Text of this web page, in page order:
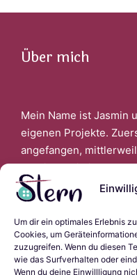
Um dir ein optimales Erlebnis
Cookies, um
zuzugreifen. Wenn du diesen
wie das Surfverhalten oder
Wenn du deine Einwillligung
Über mich
Mein Name ist Jasmin
eigenen Projekte.
angefangen,
Faszinert bin ich auch
Kleidung Neues
Links